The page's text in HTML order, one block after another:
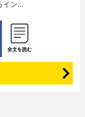
イン...
全文を読む